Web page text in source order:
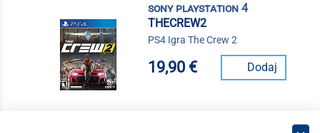
sony playstation 4
THECREW2
PS4 Igra The Crew 2
19,90 € Dodaj